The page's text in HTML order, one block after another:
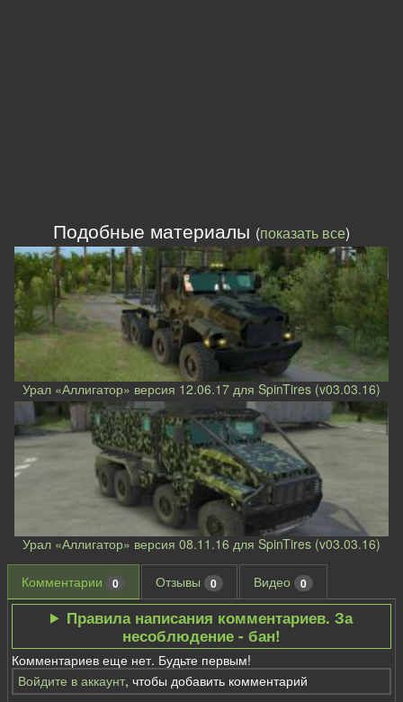
Подобные материалы (показать все)
Урал «Аллигатор» версия 12.06.17 для SpinTires (v03.03.16)
Урал «Аллигатор» версия 08.11.16 для SpinTires (v03.03.16)
Комментарии 0 Отзывы 0 Видео 0
Правила написания комментариев. За
несоблюдение - бан!
Комментариев еще нет. Будьте первым!
Войдите в аккаунт, чтобы добавить комментарий